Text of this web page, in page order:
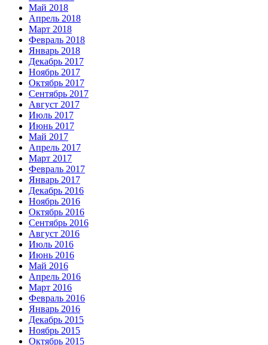
Май 2018
Апрель 2018
Март 2018
Февраль 2018
Январь 2018
Декабрь 2017
Ноябрь 2017
Октябрь 2017
Сентябрь 2017
Август 2017
Июль 2017
Июнь 2017
Май 2017
Апрель 2017
Март 2017
Февраль 2017
Январь 2017
Декабрь 2016
Ноябрь 2016
Октябрь 2016
Сентябрь 2016
Август 2016
Июль 2016
Июнь 2016
Май 2016
Апрель 2016
Март 2016
Февраль 2016
Январь 2016
Декабрь 2015
Ноябрь 2015
Октябрь 2015